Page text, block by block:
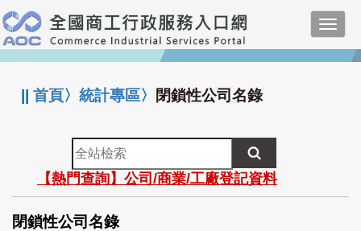
跳
到
主
要
:::
||首頁〉統計專區〉 閉鎖性公司名錄
全
站
檢
索
【熱門查詢】公司/商業/工廠登記資料
閉鎖性公司名錄